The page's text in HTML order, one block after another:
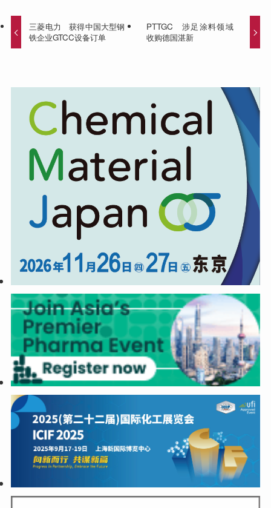
三菱电力 获得中国大型钢
铁企业GTCC设备订单
PTTGC 涉足涂料领域
收购德国湛新